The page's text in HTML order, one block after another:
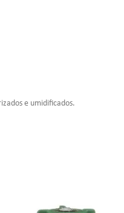
e umidificados.